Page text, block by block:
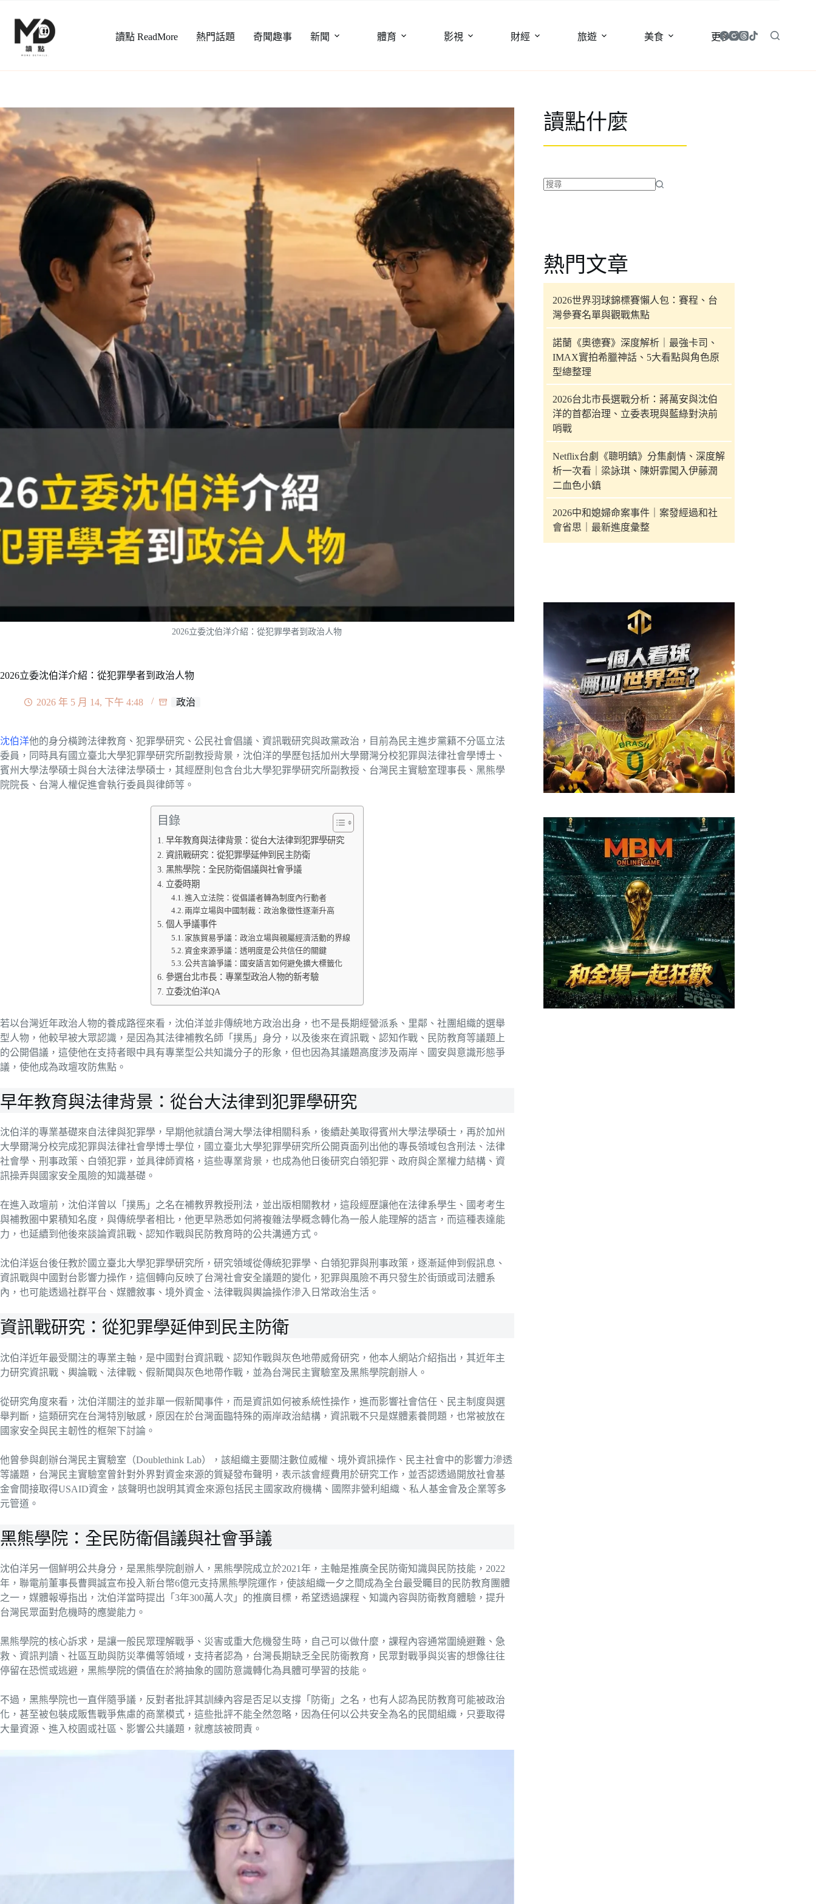
讀點 ReadMore 熱門話題 奇聞趣事 新聞 體育 影視 財經 旅遊 美食 更多
2026立委沈伯洋介紹：從犯罪學者到政治人物
2026立委沈伯洋介紹：從犯罪學者到政治人物
2026 年 5 月 14, 下午 4:48 政治
沈伯洋他的身分橫跨法律教育、犯罪學研究、公民社會倡議、資訊戰研究與政黨政治，目前為民主進步黨籍不分區立法
委員，同時具有國立臺北大學犯罪學研究所副教授背景，沈伯洋的學歷包括加州大學爾灣分校犯罪與法律社會學博士、
賓州大學法學碩士與台大法律法學碩士，其經歷則包含台北大學犯罪學研究所副教授、台灣民主實驗室理事長、黑熊學
院院長、台灣人權促進會執行委員與律師等。
目錄
早年教育與法律背景：從台大法律到犯罪學研究
資訊戰研究：從犯罪學延伸到民主防衛
黑熊學院：全民防衛倡議與社會爭議
立委時期
進入立法院：從倡議者轉為制度內行動者
兩岸立場與中國制裁：政治象徵性逐漸升高
個人爭議事件
家族貿易爭議：政治立場與親屬經濟活動的界線
資金來源爭議：透明度是公共信任的關鍵
公共言論爭議：國安語言如何避免擴大標籤化
參選台北市長：專業型政治人物的新考驗
立委沈伯洋QA
若以台灣近年政治人物的養成路徑來看，沈伯洋並非傳統地方政治出身，也不是長期經營派系、里鄰、社團組織的選舉
型人物，他較早被大眾認識，是因為其法律補教名師「撲馬」身分，以及後來在資訊戰、認知作戰、民防教育等議題上
的公開倡議，這使他在支持者眼中具有專業型公共知識分子的形象，但也因為其議題高度涉及兩岸、國安與意識形態爭
議，使他成為政壇攻防焦點。
早年教育與法律背景：從台大法律到犯罪學研究
沈伯洋的專業基礎來自法律與犯罪學，早期他就讀台灣大學法律相關科系，後續赴美取得賓州大學法學碩士，再於加州
大學爾灣分校完成犯罪與法律社會學博士學位，國立臺北大學犯罪學研究所公開頁面列出他的專長領域包含刑法、法律
社會學、刑事政策、白領犯罪，並具律師資格，這些專業背景，也成為他日後研究白領犯罪、政府與企業權力結構、資
訊操弄與國家安全風險的知識基礎。
在進入政壇前，沈伯洋曾以「撲馬」之名在補教界教授刑法，並出版相關教材，這段經歷讓他在法律系學生、國考考生
與補教圈中累積知名度，與傳統學者相比，他更早熟悉如何將複雜法學概念轉化為一般人能理解的語言，而這種表達能
力，也延續到他後來談論資訊戰、認知作戰與民防教育時的公共溝通方式。
沈伯洋返台後任教於國立臺北大學犯罪學研究所，研究領域從傳統犯罪學、白領犯罪與刑事政策，逐漸延伸到假訊息、
資訊戰與中國對台影響力操作，這個轉向反映了台灣社會安全議題的變化，犯罪與風險不再只發生於街頭或司法體系
內，也可能透過社群平台、媒體敘事、境外資金、法律戰與輿論操作滲入日常政治生活。
資訊戰研究：從犯罪學延伸到民主防衛
沈伯洋近年最受關注的專業主軸，是中國對台資訊戰、認知作戰與灰色地帶威脅研究，他本人網站介紹指出，其近年主
力研究資訊戰、輿論戰、法律戰、假新聞與灰色地帶作戰，並為台灣民主實驗室及黑熊學院創辦人。
從研究角度來看，沈伯洋關注的並非單一假新聞事件，而是資訊如何被系統性操作，進而影響社會信任、民主制度與選
舉判斷，這類研究在台灣特別敏感，原因在於台灣面臨特殊的兩岸政治結構，資訊戰不只是媒體素養問題，也常被放在
國家安全與民主韌性的框架下討論。
他曾參與創辦台灣民主實驗室（Doublethink Lab），該組織主要關注數位威權、境外資訊操作、民主社會中的影響力滲透
等議題，台灣民主實驗室曾針對外界對資金來源的質疑發布聲明，表示該會經費用於研究工作，並否認透過開放社會基
金會間接取得USAID資金，該聲明也說明其資金來源包括民主國家政府機構、國際非營利組織、私人基金會及企業等多
元管道。
黑熊學院：全民防衛倡議與社會爭議
沈伯洋另一個鮮明公共身分，是黑熊學院創辦人，黑熊學院成立於2021年，主軸是推廣全民防衛知識與民防技能，2022
年，聯電前董事長曹興誠宣布投入新台幣6億元支持黑熊學院運作，使該組織一夕之間成為全台最受矚目的民防教育團體
之一，媒體報導指出，沈伯洋當時提出「3年300萬人次」的推廣目標，希望透過課程、知識內容與防衛教育體驗，提升
台灣民眾面對危機時的應變能力。
黑熊學院的核心訴求，是讓一般民眾理解戰爭、災害或重大危機發生時，自己可以做什麼，課程內容通常圍繞避難、急
救、資訊判讀、社區互助與防災準備等領域，支持者認為，台灣長期缺乏全民防衛教育，民眾對戰爭與災害的想像往往
停留在恐慌或逃避，黑熊學院的價值在於將抽象的國防意識轉化為具體可學習的技能。
不過，黑熊學院也一直伴隨爭議，反對者批評其訓練內容是否足以支撐「防衛」之名，也有人認為民防教育可能被政治
化，甚至被包裝成販售戰爭焦慮的商業模式，這些批評不能全然忽略，因為任何以公共安全為名的民間組織，只要取得
大量資源、進入校園或社區、影響公共議題，就應該被問責。
讀點什麼
合
條
件
果
熱門文章
2026世界羽球錦標賽懶人包：賽程、台
灣參賽名單與觀戰焦點
諾蘭《奧德賽》深度解析｜最強卡司、
IMAX實拍希臘神話、5大看點與角色原
型總整理
2026台北市長選戰分析：蔣萬安與沈伯
洋的首都治理、立委表現與藍綠對決前
哨戰
Netflix台劇《聰明鎮》分集劇情、深度解
析一次看｜梁詠琪、陳姸霏闖入伊藤潤
二血色小鎮
2026中和媳婦命案事件｜案發經過和社
會省思｜最新進度彙整